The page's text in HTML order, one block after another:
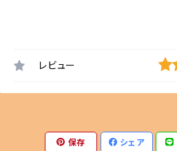
レビュー
保存 シェア